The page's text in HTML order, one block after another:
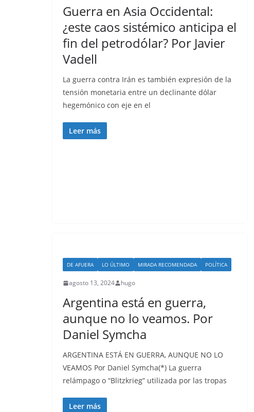
Guerra en Asia Occidental:
¿este caos sistémico anticipa el
fin del petrodólar? Por Javier
Vadell
La guerra contra Irán es también expresión de la
tensión monetaria entre un declinante dólar
hegemónico con eje en el
Leer más
DE AFUERA LO ÚLTIMO MIRADA RECOMENDADA POLÍTICA
agosto 13, 2024 hugo
Argentina está en guerra,
aunque no lo veamos. Por
Daniel Symcha
ARGENTINA ESTÁ EN GUERRA, AUNQUE NO LO
VEAMOS Por Daniel Symcha(*) La guerra
relámpago o “Blitzkrieg” utilizada por las tropas
Leer más